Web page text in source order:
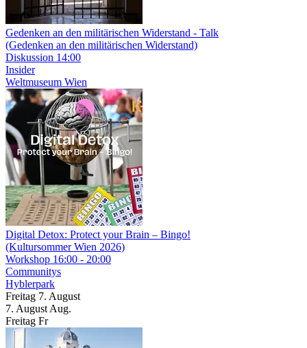
Gedenken an den militärischen Widerstand - Talk
(Gedenken an den militärischen Widerstand)
Diskussion 14:00
Insider
Weltmuseum Wien
Digital Detox: Protect your Brain – Bingo!
(Kultursommer Wien 2026)
Workshop 16:00 - 20:00
Communitys
Hyblerpark
Freitag 7. August
7. August Aug.
Freitag Fr